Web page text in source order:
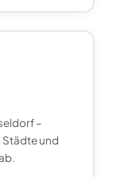
–
Städte und